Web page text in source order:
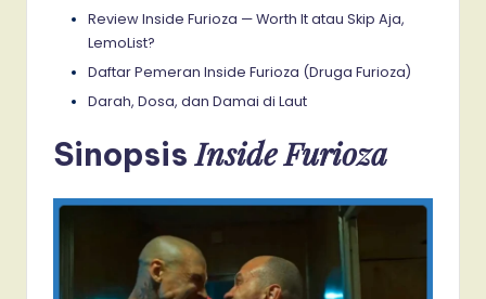
Review Inside Furioza — Worth It atau Skip Aja,
LemoList?
Daftar Pemeran Inside Furioza (Druga Furioza)
Darah, Dosa, dan Damai di Laut
SinopsisInside Furioza